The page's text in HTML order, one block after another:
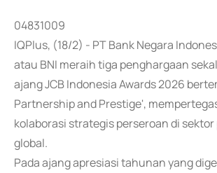
04831009
IQPlus, (18/2) - PT Bank Negara
atau BNI meraih tiga penghargaan
ajang JCB Indonesia Awards 2026
Partnership and Prestige',
kolaborasi strategis perseroan di
global.
Pada ajang apresiasi tahunan yang